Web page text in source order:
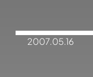
2007.05.16